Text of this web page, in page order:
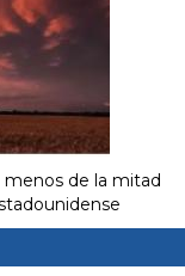
menos de la mitad